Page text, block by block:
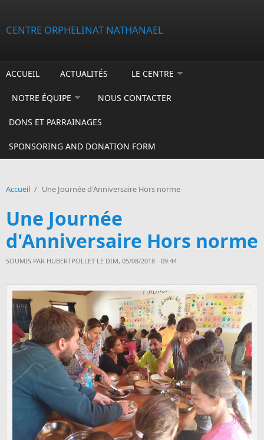
CENTRE ORPHELINAT NATHANAEL
ACCUEIL ACTUALITÉS LE CENTRE
NOTRE ÉQUIPE NOUS CONTACTER
DONS ET PARRAINAGES
SPONSORING AND DONATION FORM
Accueil / Une Journée d'Anniversaire Hors norme
Une Journée
d'Anniversaire Hors norme
SOUMIS PAR HUBERTPOLLET LE DIM, 05/08/2018 - 09:44